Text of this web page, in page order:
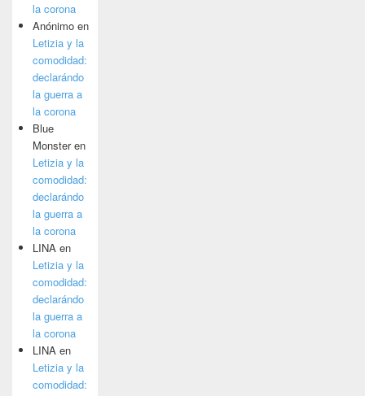
la corona
Anónimo en
Letizia y la
comodidad:
declarándo
la guerra a
la corona
Blue
Monsteren
Letizia y la
comodidad:
declarándo
la guerra a
la corona
LINA en
Letizia y la
comodidad:
declarándo
la guerra a
la corona
LINA en
Letizia y la
comodidad: